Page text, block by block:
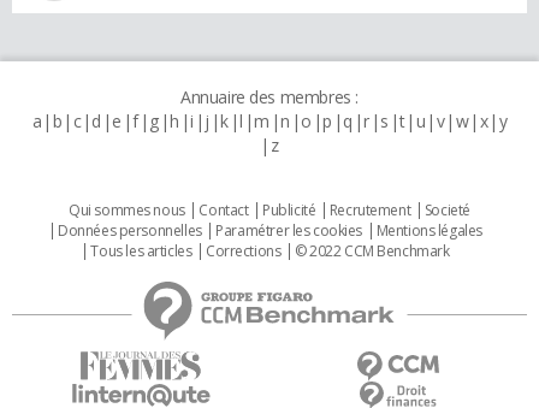
Annuaire des membres :
a b c d e f g h i j k l m n o p q r s t u v w x y
z
Qui sommes nous Contact Publicité Recrutement
Societé
Données personnelles
Paramétrer les cookies
Mentions légales
Tous les articles
Corrections © 2022 CCM Benchmark